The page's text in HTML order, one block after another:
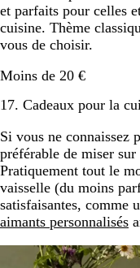
et parfaits pour celles
cuisine. Thème
vous de choisir.
Moins de 20 €
17. Cadeaux pour la
Si vous ne connaissez
préférable de miser
Pratiquement tout le
vaisselle (du moins
satisfaisantes, comme
aimants personnalisés